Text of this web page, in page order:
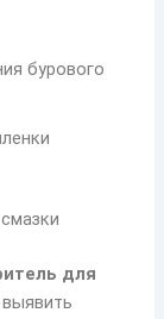
бурового
для